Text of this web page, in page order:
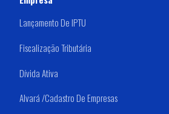
Lançamento De IPTU
Fiscalização Tributária
Dívida Ativa
Alvará /Cadastro De Empresas